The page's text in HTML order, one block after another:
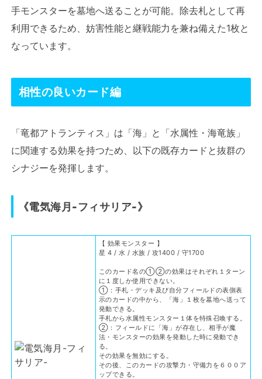
手モンスターを墓地へ送ることが可能。除去札として再
利用できるため、妨害性能と継戦能力を兼ね備えた1枚と
なっています。
相性の良いカード編
「竜都アトランティス」は「海」と「水属性・海竜族」
に関連する効果を持つため、以下の既存カードと抜群の
シナジーを発揮します。
《電気海月-フィサリア-》
【 効果モンスター 】
星 4 / 水 / 水族 / 攻1400 / 守1700
このカード名の①②の効果はそれぞれ１ターン
に１度しか使用できない。
①：手札・デッキ及び自分フィールドの表側表
示のカードの中から、「海」１枚を墓地へ送って
発動できる。
手札から水属性モンスター１体を特殊召喚する。
②：フィールドに「海」が存在し、相手が魔
法・モンスターの効果を発動した時に発動でき
る。
その効果を無効にする。
その後、このカードの攻撃力・守備力を６００ア
ップできる。